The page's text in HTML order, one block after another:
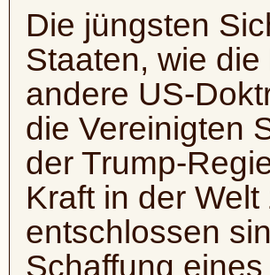
Die jüngsten
Staaten, wie
andere US-
die Vereinigten
der Trump-
Kraft in der
entschlossen
Schaffung